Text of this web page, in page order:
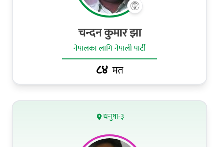
चन्दन कुमार झा
नेपालका लागि नेपाली पार्टी
८४ मत
धनुषा-३